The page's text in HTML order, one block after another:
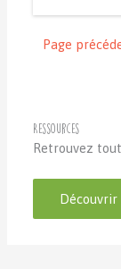
Page
Ressources
Retrouvez
Découvrir